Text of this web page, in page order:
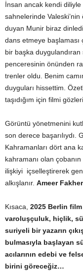
İnsan ancak kendi diliyle
sahnelerinde
duyan Munir biraz
dans etmeye başlaması
bir başka duygulandıran
penceresinin önünden
trenler oldu. Benim
duyguları hissettim.
taşıdığım için filmi
Görüntü yönetmenini
son derece başarılıydı.
Kahramanları dört ana
kahramanı olan
ilişkiyi içselleştirerek
alkışlanır. Ameer
Kısaca, 2025 Berlin
varoluşçuluk, hiçlik,
suriyeli bir yazarın
bulmasıyla başlayan
acılarının edebi ve
birini göreceğiz…